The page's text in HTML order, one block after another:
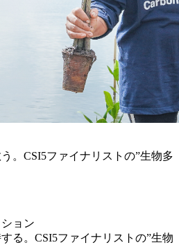
。CSI5ファイナリストの”生物多
ョン